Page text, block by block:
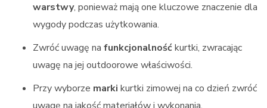
warstwy, ponieważ mają one kluczowe znaczenie dla
wygody podczas użytkowania.
Zwróć uwagę na funkcjonalnośćkurtki, zwracając
uwagę na jej outdoorowe właściwości.
Przy wyborze marki kurtki zimowej na co dzień zwróć